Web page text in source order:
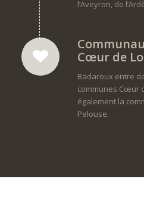
l’Aveyron, de
Cœur de
Badaroux entre
communes Cœur
également la
Pelouse.